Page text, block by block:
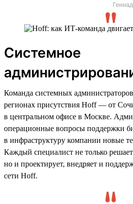
Системное
Команда системных администраторов
регионах присутствия Hoff — от
в центральном офисе в Москве.
операционные вопросы поддержки
в инфраструктуру компании новые
Каждый специалист не только
но и проектирует, внедряет и
сети Hoff.